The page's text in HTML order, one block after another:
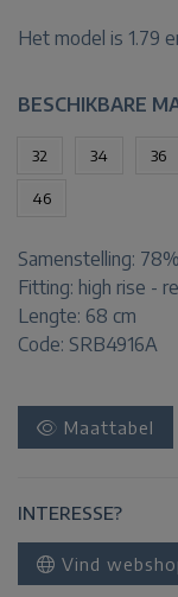
Het model is 1.79
BESCHIKBARE
32 34 36
46
Samenstelling:
Fitting: high rise -
Lengte: 68 cm
Code: SRB4916A
Maattabel
INTERESSE?
Vind